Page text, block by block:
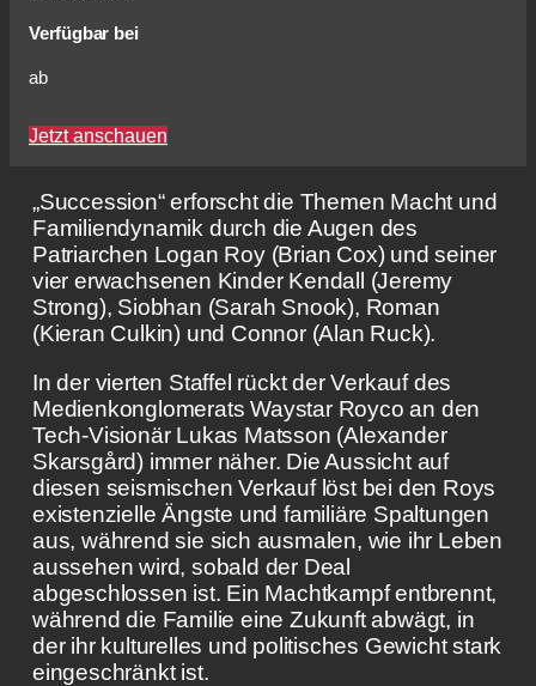
Verfügbar bei
ab
Jetzt anschauen
„Succession“ erforscht die Themen Macht und
Familiendynamik durch die Augen des
Patriarchen Logan Roy (Brian Cox) und seiner
vier erwachsenen Kinder Kendall (Jeremy
Strong), Siobhan (Sarah Snook), Roman
(Kieran Culkin) und Connor (Alan Ruck).
In der vierten Staffel rückt der Verkauf des
Medienkonglomerats Waystar Royco an den
Tech-Visionär Lukas Matsson (Alexander
Skarsgård) immer näher. Die Aussicht auf
diesen seismischen Verkauf löst bei den Roys
existenzielle Ängste und familiäre Spaltungen
aus, während sie sich ausmalen, wie ihr Leben
aussehen wird, sobald der Deal
abgeschlossen ist. Ein Machtkampf entbrennt,
während die Familie eine Zukunft abwägt, in
der ihr kulturelles und politisches Gewicht stark
eingeschränkt ist.